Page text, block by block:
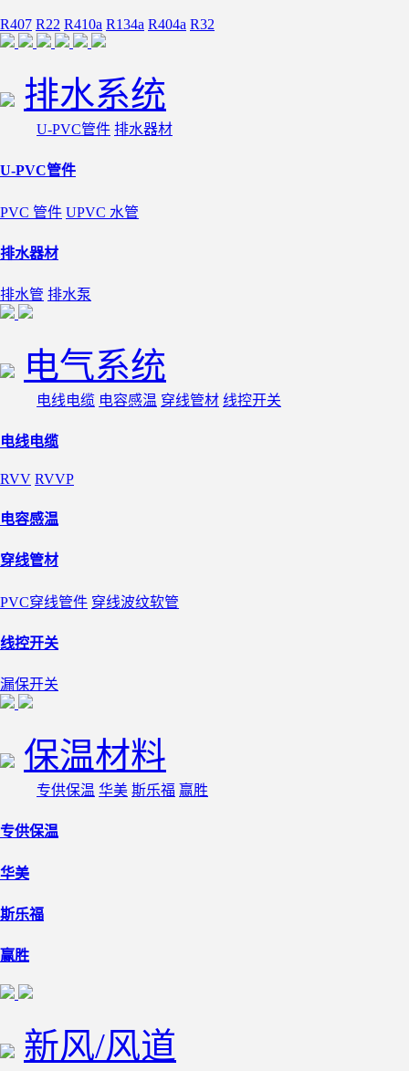
R407 R22 R410a R134a R404a R32
排水系统
U-PVC管件 排水器材
U-PVC管件
PVC 管件 UPVC 水管
排水器材
排水管 排水泵
电气系统
电线电缆 电容感温 穿线管材 线控开关
电线电缆
RVV RVVP
电容感温
穿线管材
PVC穿线管件 穿线波纹软管
线控开关
漏保开关
保温材料
专供保温 华美 斯乐福 赢胜
专供保温
华美
斯乐福
赢胜
新风/风道